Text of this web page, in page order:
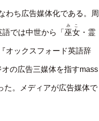
わち広告媒体化である。周
では中世から「 巫女
みこ
・霊
オックスフォード英語辞
の広告三媒体を指すmass
た。メディアが広告媒体で